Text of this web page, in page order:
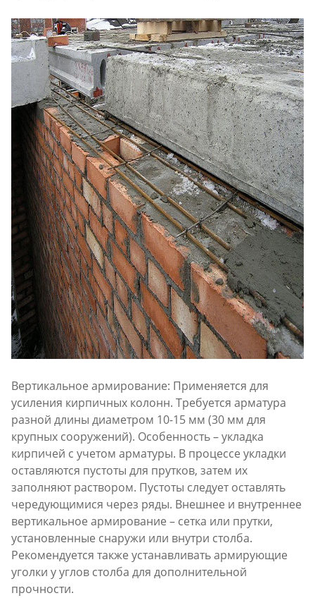
Вертикальное армирование: Применяется для
усиления кирпичных колонн. Требуется арматура
разной длины диаметром 10-15 мм (30 мм для
крупных сооружений). Особенность – укладка
кирпичей с учетом арматуры. В процессе укладки
оставляются пустоты для прутков, затем их
заполняютраствором. Пустоты следует оставлять
чередующимися через ряды. Внешнее и внутреннее
вертикальное армирование – сетка или прутки,
установленные снаружи или внутри столба.
Рекомендуется также устанавливатьармирующие
уголки у углов столба для дополнительной
прочности.